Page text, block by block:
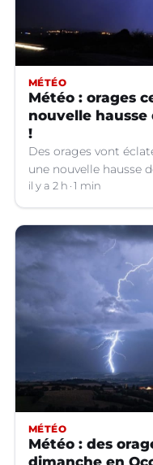
MÉTÉO
Météo : orages
nouvelle
!
Des orages vont
une nouvelle hausse
il y a 2 h 1 min
MÉTÉO
Météo : des